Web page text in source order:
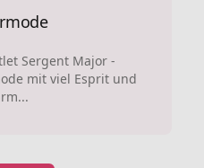
Sergent Major -
mit viel Esprit und